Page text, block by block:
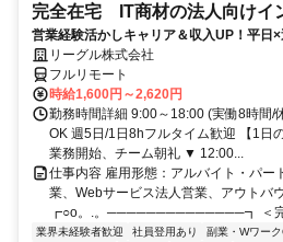
完全在宅 IT商材の法人向けイ
営業経験活かしキャリア＆収入UP！平日
リーグル株式会社
フルリモート
時給1,600円～2,620円
勤務時間詳細 9:00～18:00 (実働8時間/
OK 週5日/1日8hフルタイム歓迎 【1日
業務開始、チーム朝礼 ▼ 12:00...
仕事内容 雇用形態：アルバイト・パー
業、Webサービス法人営業、アウトバ
┏○o。.。──────────────┓ ＜完
業界未経験者歓迎 社員登用あり 副業・Wワー